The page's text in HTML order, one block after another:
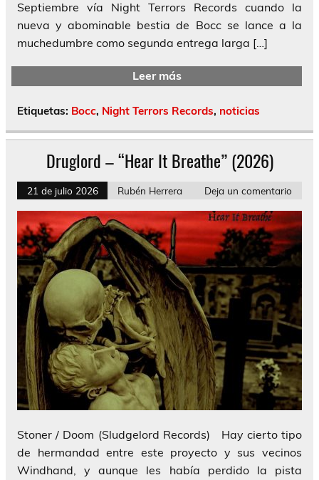
Septiembre vía Night Terrors Records cuando la
nueva y abominable bestia de Bocc se lance a la
muchedumbre como segunda entrega larga […]
Leer más
Etiquetas: Bocc, Night Terrors Records, noticias
Druglord – “Hear It Breathe” (2026)
21 de julio 2026 Rubén Herrera Deja un comentario
Stoner / Doom (Sludgelord Records) Hay cierto tipo
de hermandad entre este proyecto y sus vecinos
Windhand, y aunque les había perdido la pista